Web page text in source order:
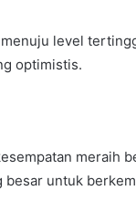
level
optimistis.
meraih
besar untuk